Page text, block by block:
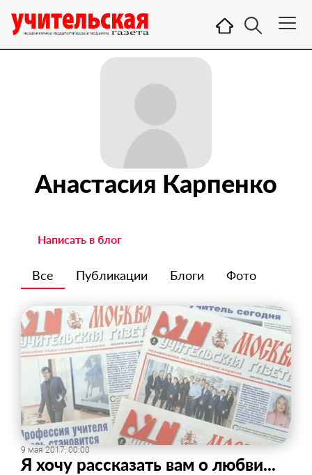
Анастасия Карпенко
Написать в блог
Все Публикации Блоги Фото
9 мая 2017, 00:00
Я хочу рассказать вам о любви...